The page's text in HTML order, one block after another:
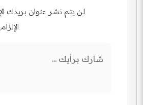
لن يتم نشر عنوان بريدك